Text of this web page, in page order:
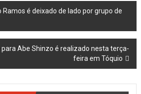
Ramos é deixado de lado por grupo de
para Abe Shinzo é realizado nesta terça-
feira em Tóquio